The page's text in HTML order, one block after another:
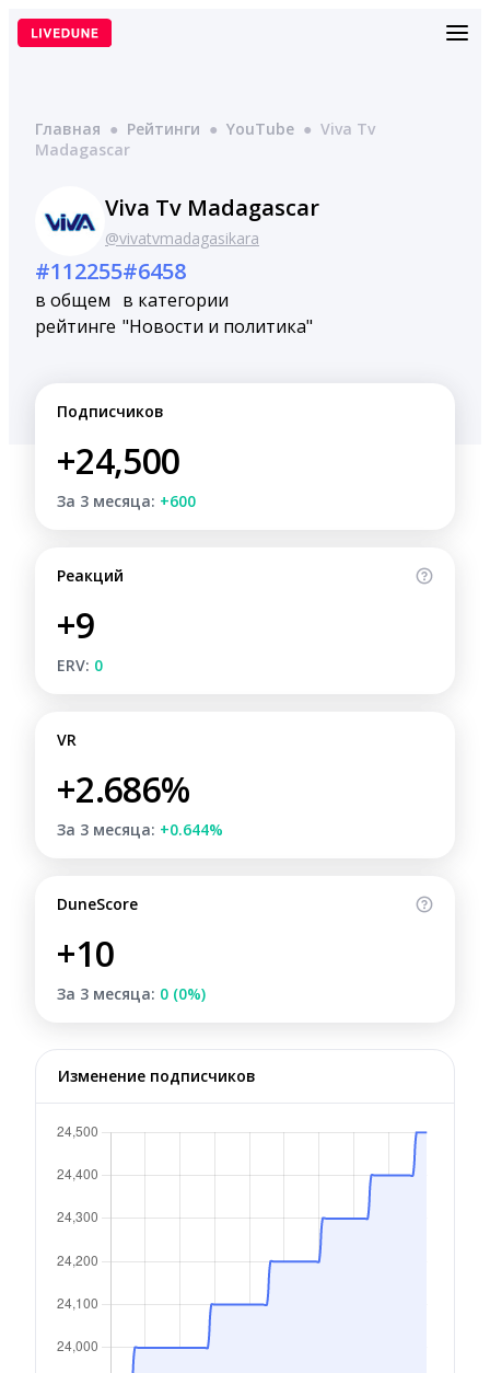
Перейти
Главная ● Рейтинги ● YouTube ● Viva Tv
Madagascar
Viva Tv Madagascar
@vivatvmadagasikara
#112255
в общем
рейтинге
#6458
в категории
"Новости и политика"
Подписчиков
+24,500
За 3 месяца: +600
Реакций
+9
ERV: 0
VR
+2.686%
За 3 месяца: +0.644%
DuneScore
+10
За 3 месяца: 0 (0%)
Изменение подписчиков